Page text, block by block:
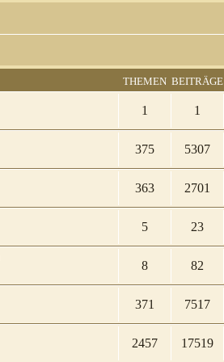
THEMEN BEITRÄGE
1 1
375 5307
363 2701
5 23
8 82
371 7517
2457 17519